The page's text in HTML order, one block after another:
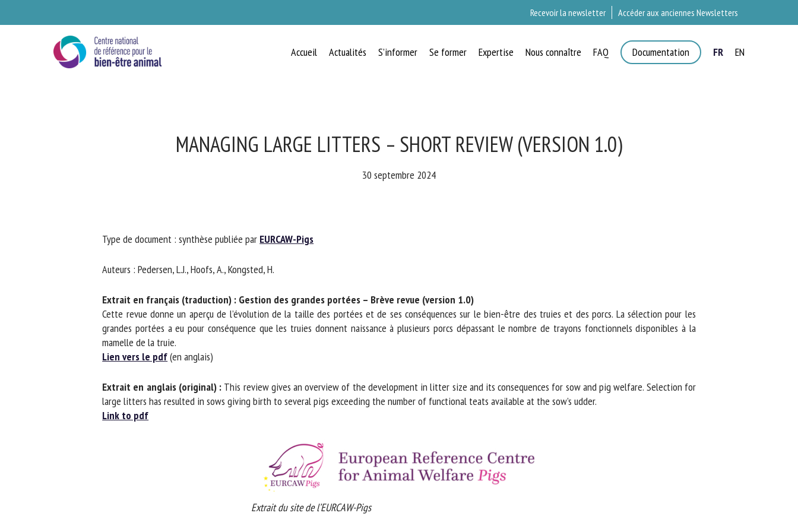
Recevoir la newsletter Accéder aux anciennes Newsletters
Accueil Actualités S’informer Se former Expertise Nous connaître FAQ Documentation FR EN
MANAGING LARGE LITTERS – SHORT REVIEW (VERSION 1.0)
30 septembre 2024
Type de document : synthèse publiée parEURCAW-Pigs
Auteurs : Pedersen, L.J., Hoofs, A., Kongsted, H.
Extrait en français (traduction) : Gestion des grandes portées – Brève revue (version 1.0)
Cette revue donne un aperçu de l’évolution de la taille des portées et de ses conséquences sur le bien-être des truies et des porcs. La sélection pour les
grandes portées a eu pour conséquence que les truies donnent naissance à plusieurs porcs dépassant le nombre de trayons fonctionnels disponibles à la
mamelle de la truie.
Lien vers le pdf(en anglais)
Extrait en anglais (original) : This review gives an overview of the development in litter size and its consequences for sow and pig welfare. Selection for
large litters has resulted in sows giving birth to several pigs exceeding the number of functional teats available at the sow’s udder.
Link to pdf
Extrait du site de l’EURCAW-Pigs
BIEN-ÊTRE ANIMAL
Veuillez remplir le formulaire ci-dessous pour vous inscrire à notre newsletter :
Organisme
E-mail *
utilisées dans le cadre de la relation avec le CNR BEA. *
Les champs suivis de * sont obligatoires